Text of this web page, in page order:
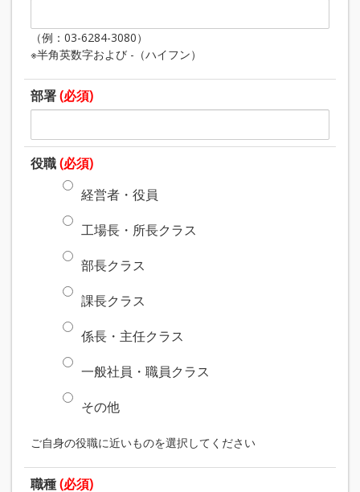
（例：03-6284-3080）
※半角英数字および -（ハイフン）
部署(必須)
役職(必須)
経営者・役員
工場長・所長クラス
部長クラス
課長クラス
係長・主任クラス
一般社員・職員クラス
その他
ご自身の役職に近いものを選択してください
職種(必須)